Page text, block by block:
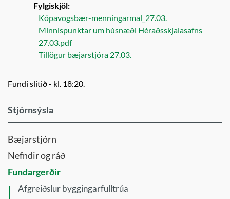
Fylgiskjöl:
Kópavogsbær-menningarmal_27.03.
Minnispunktar um húsnæði Héraðsskjalasafns
27.03.pdf
Tillögur bæjarstjóra 27.03.
Fundi slitið - kl. 18:20.
Stjórnsýsla
Bæjarstjórn
Nefndir og ráð
Fundargerðir
Afgreiðslur byggingarfulltrúa